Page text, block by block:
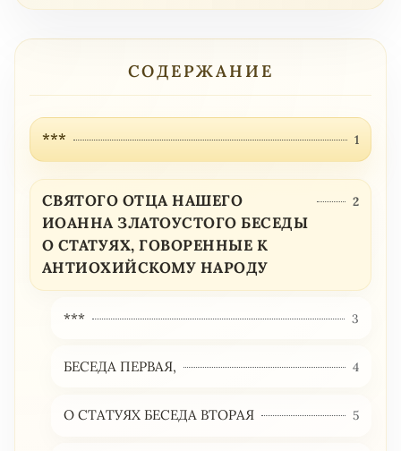
СОДЕРЖАНИЕ
*** 1
СВЯТОГО ОТЦА НАШЕГО
ИОАННА ЗЛАТОУСТОГО БЕСЕДЫ
О СТАТУЯХ, ГОВОРЕННЫЕ К
АНТИОХИЙСКОМУ НАРОДУ
2
*** 3
БЕСЕДА ПЕРВАЯ, 4
О СТАТУЯХ БЕСЕДА ВТОРАЯ 5